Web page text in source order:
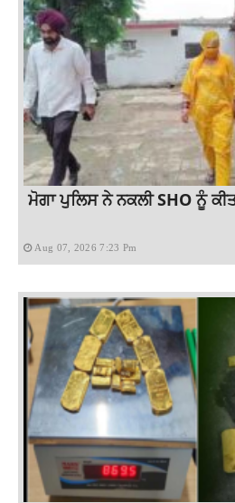
ਮੋਗਾ ਪੁਲਿਸ ਨੇ ਨਕਲੀ SHO ਨੂੰ
Aug 07, 2026 7:23 Pm